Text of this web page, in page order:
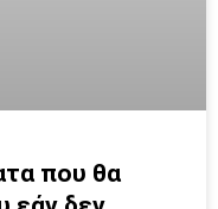
που θα